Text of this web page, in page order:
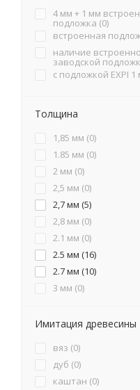
4 мм + 1 мм
подложка (0)
встроенная
наличие
заводской
с подложкой EXPI 1
Толщина
1,85 мм (0)
1.85 мм (0)
2 мм (0)
2,5 мм (0)
2,7 мм (5)
2,8 мм (0)
2.1 мм (0)
2.5 мм (16)
2.7 мм (10)
3 мм (0)
3,85 мм (0)
3.7 мм (
3.85 мм (
Имитация древесины
вяз (0)
дуб (0)
каштан (0)